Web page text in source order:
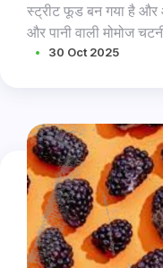
स्ट्रीट फूड बन गया है और
और पानी वाली मोमोज
30 Oct 2025